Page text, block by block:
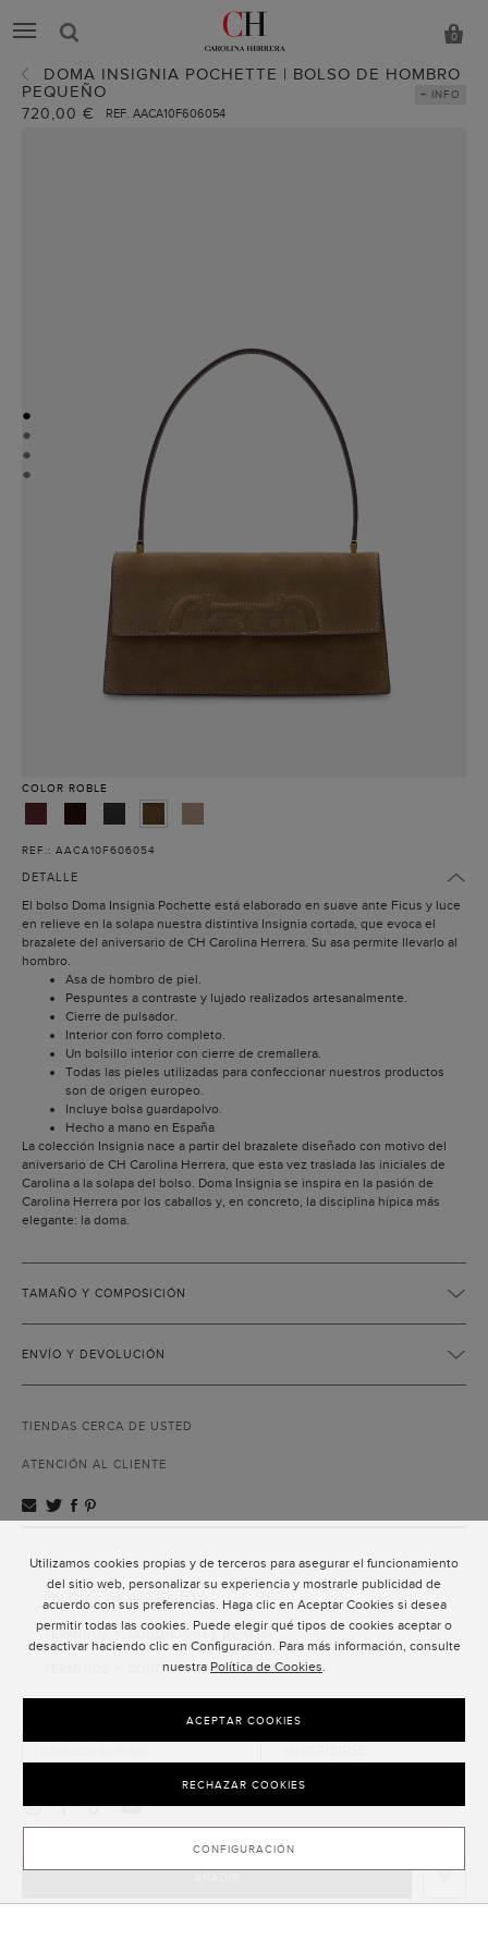
Utilizamos cookies propias y de terceros para asegurar el funcionamiento
del sitio web, personalizar su experiencia y mostrarle publicidad de
acuerdo con sus preferencias. Haga clic en Aceptar Cookies si desea
permitir todas las cookies. Puede elegir qué tipos de cookies aceptar o
desactivar haciendo clic en Configuración. Para más información, consulte
nuestra Política de Cookies.
CONFIGURACIÓN
RECHAZAR COOKIES
ACEPTAR COOKIES
0
DOMA INSIGNIA POCHETTE | BOLSO DE HOMBRO
PEQUEÑO
720,00 € REF. AACA10F606054
+ INFO
●
●
●
●
COLOR ROBLE
REF.: AACA10F606054
DETALLE
El bolso Doma Insignia Pochette está elaborado en suave ante Ficus y luce
en relieve en la solapa nuestra distintiva Insignia cortada, que evoca el
brazalete del aniversario de CH Carolina Herrera. Su asa permite llevarlo al
hombro.
Asa de hombro de piel.
Pespuntes a contraste y lujado realizados artesanalmente.
Cierre de pulsador.
Interior con forro completo.
Un bolsillo interior con cierre de cremallera.
Todas las pieles utilizadas para confeccionar nuestros productos
son de origen europeo.
Incluye bolsa guardapolvo.
Hecho a mano en España
La colección Insignia nace a partir del brazalete diseñado con motivo del
aniversario de CH Carolina Herrera, que esta vez traslada las iniciales de
Carolina a la solapa del bolso. Doma Insignia se inspira en la pasión de
Carolina Herrera por los caballos y, en concreto, la disciplina hípica más
elegante: la doma.
TAMAÑO Y COMPOSICIÓN
ENVÍO Y DEVOLUCIÓN
TIENDAS CERCA DE USTED
ATENCIÓN AL CLIENTE
ATENCIÓN AL CLIENTE
POLÍTICA DE PRIVACIDAD
TÉRMINOS Y CONDICIONES DE USO
TÉRMINOS Y CONDICIONES DE VENTA
SUSCRIPCIÓN AL NEWSLETTER